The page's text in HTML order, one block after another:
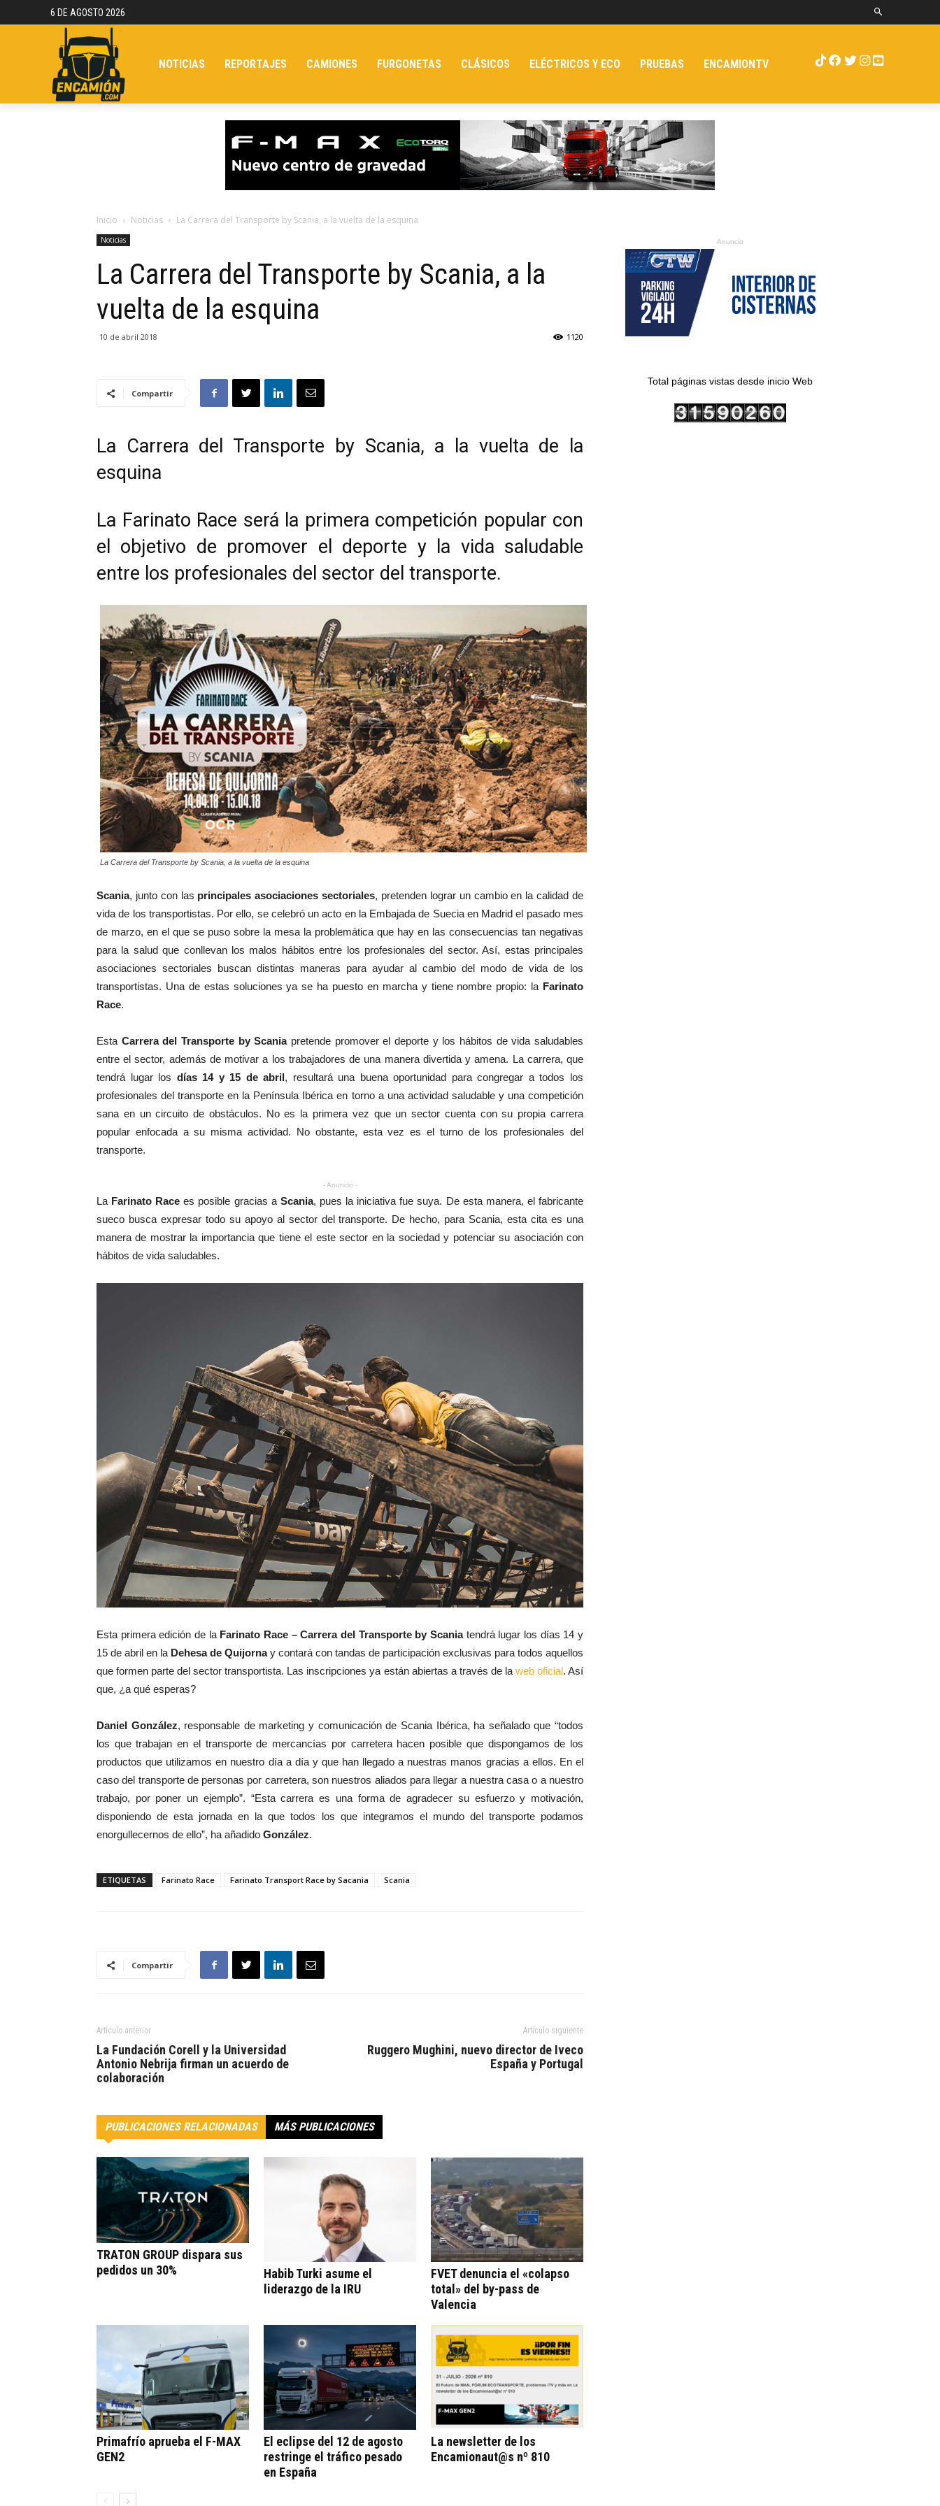
6 DE AGOSTO 2026
NOTICIAS REPORTAJES CAMIONES FURGONETAS CLÁSICOS ELÉCTRICOS Y ECO PRUEBAS ENCAMIONTV
Inicio Noticias La Carrera del Transporte by Scania, a la vuelta de la esquina
Noticias
La Carrera del Transporte by Scania, a la
vuelta de la esquina
10 de abril 2018 1120
Compartir
La Carrera del Transporte by Scania, a la vuelta de la
esquina
La Farinato Race será la primera competición popular con
el objetivo de promover el deporte y la vida saludable
entre los profesionales del sector del transporte.
La Carrera del Transporte by Scania, a la vuelta de la esquina
Scania, junto con las principales asociaciones sectoriales, pretenden lograr un cambio en la calidad de
vida de los transportistas. Por ello, se celebró un acto en la Embajada de Suecia en Madrid el pasado mes
de marzo, en el que se puso sobre la mesa la problemática que hay en las consecuencias tan negativas
para la salud que conllevan los malos hábitos entre los profesionales del sector. Así, estas principales
asociaciones sectoriales buscan distintas maneras para ayudar al cambio del modo de vida de los
transportistas. Una de estas soluciones ya se ha puesto en marcha y tiene nombre propio: la Farinato
Race.
Esta Carrera del Transporte by Scaniapretende promover el deporte y los hábitos de vida saludables
entre el sector, además de motivar a los trabajadores de una manera divertida y amena. La carrera, que
tendrá lugar los días 14 y 15 de abril, resultará una buena oportunidad para congregar a todos los
profesionales del transporte en la Península Ibérica en torno a una actividad saludable y una competición
sana en un circuito de obstáculos. No es la primera vez que un sector cuenta con su propia carrera
popular enfocada a su misma actividad. No obstante, esta vez es el turno de los profesionales del
transporte.
- Anuncio -
La Farinato Race es posible gracias a Scania, pues la iniciativa fue suya. De esta manera, el fabricante
sueco busca expresar todo su apoyo al sector del transporte. De hecho, para Scania, esta cita es una
manera de mostrar la importancia que tiene el este sector en la sociedad y potenciar su asociación con
hábitos de vida saludables.
Esta primera edición de la Farinato Race – Carrera del Transporte by Scaniatendrá lugar los días 14 y
15 de abril en la Dehesa de Quijornay contará con tandas de participación exclusivas para todos aquellos
que formen parte del sector transportista. Las inscripciones ya están abiertas a través de laweb oficial. Así
que, ¿a qué esperas?
Daniel González, responsable de marketing y comunicación de Scania Ibérica, ha señalado que “todos
los que trabajan en el transporte de mercancías por carretera hacen posible que dispongamos de los
productos que utilizamos en nuestro día a día y que han llegado a nuestras manos gracias a ellos. En el
caso del transporte de personas por carretera, son nuestros aliados para llegar a nuestra casa o a nuestro
trabajo, por poner un ejemplo”. “Esta carrera es una forma de agradecer su esfuerzo y motivación,
disponiendo de esta jornada en la que todos los que integramos el mundo del transporte podamos
enorgullecernos de ello”, ha añadido González.
ETIQUETAS Farinato Race Farinato Transport Race by Sacania Scania
Compartir
Artículo anterior
La Fundación Corell y la Universidad
Antonio Nebrija firman un acuerdo de
colaboración
Artículo siguiente
Ruggero Mughini, nuevo director de Iveco
España y Portugal
PUBLICACIONES RELACIONADAS MÁS PUBLICACIONES
TRATON GROUP dispara sus
pedidos un 30%
Habib Turki asume el
liderazgo de la IRU
FVET denuncia el «colapso
total» del by-pass de
Valencia
Primafrío aprueba el F-MAX
GEN2
El eclipse del 12 de agosto
restringe el tráfico pesado
en España
La newsletter de los
Encamionaut@s nº 810
Anuncio
Total páginas vistas desde inicio Web